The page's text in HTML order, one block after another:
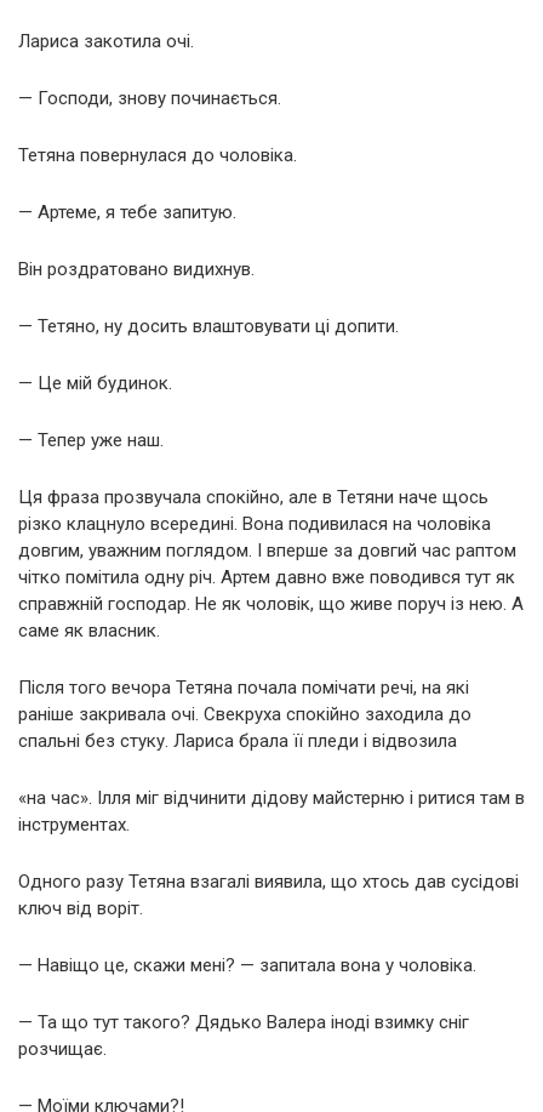
Лариса закотила очі.
— Господи, знову починається.
Тетяна повернулася до чоловіка.
— Артеме, я тебе запитую.
Він роздратовано видихнув.
— Тетяно, ну досить влаштовувати ці допити.
— Це мій будинок.
— Тепер уже наш.
Ця фраза прозвучала спокійно, але в Тетяни наче щось
різко клацнуло всередині. Вона подивилася на чоловіка
довгим, уважним поглядом. І вперше за довгий час раптом
чітко помітила одну річ. Артем давно вже поводився тут як
справжній господар. Не як чоловік, що живе поруч із нею. А
саме як власник.
Після того вечора Тетяна почала помічати речі, на які
раніше закривала очі. Свекруха спокійно заходила до
спальні без стуку. Лариса брала її пледи і відвозила
«на час». Ілля міг відчинити дідову майстерню і ритися там в
інструментах.
Одного разу Тетяна взагалі виявила, що хтось дав сусідові
ключ від воріт.
— Навіщо це, скажи мені? — запитала вона у чоловіка.
— Та що тут такого? Дядько Валера іноді взимку сніг
розчищає.
— Моїми ключами?!